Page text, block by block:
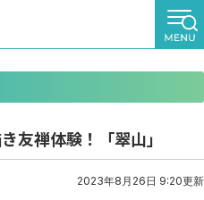
友禅体験！「翠山」
2023年8月26日 9:20更新